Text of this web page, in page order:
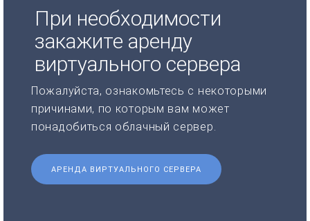
При необходимости
закажите аренду
виртуального сервера
Пожалуйста, ознакомьтесь с некоторыми
причинами, по которым вам может
понадобиться облачный сервер.
АРЕНДА ВИРТУАЛЬНОГО СЕРВЕРА